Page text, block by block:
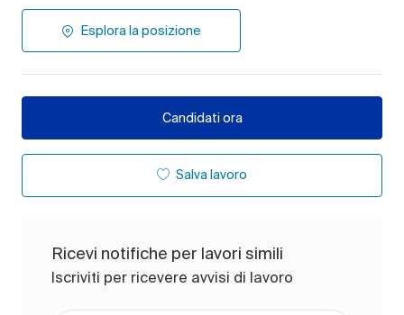
Esplora la posizione
Candidati ora
Salva lavoro
Ricevi notifiche per lavori simili
Iscriviti per ricevere avvisi di lavoro